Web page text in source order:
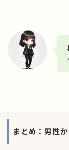
まとめ：男性